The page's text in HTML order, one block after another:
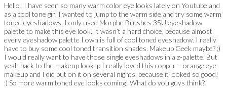
Hello! I have seen so many warm color eye looks lately on Youtube and
as a cool tone girl I wanted to jump to the warm side and try some warm
toned eyeshadows. I only used Morphe Brushes 35U eyeshadow
palette to make this eye look. It wasn’t a hard choice, because almost
every eyeshadow palette I own is full of cool toned eyeshadow. I really
have to buy some cool toned transition shades. Makeup Geek maybe? ;)
I would really want to have those single eyeshadows in a z-palette. But
yeah back to the makeup look :p I really loved this copper – orange eye
makeup and I did put on it on several nights, because it looked so good!
:) So more warm toned eye looks coming! What do you guys think?